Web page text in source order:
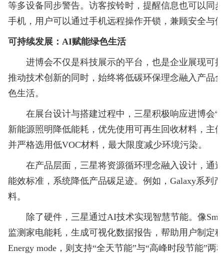
等多设备同步警告。访客按铃时，提醒信息也可以同
手机，用户可以通过手机远程操作开锁，兼顾安全与
可持续发展：AI赋能绿色生活
进博会不仅是科技展示的平台，也是企业展现可持
推动技术创新的同时，始终将低碳环保理念融入产品
色生活。
在展台设计与搭建过程中，三星积极响应进博会“
新能源照明降低能耗，优先使用可再生回收材料，主
并严格选用低VOC材料，最大限度减少环境污染。
在产品层面，三星将资源循环理念融入设计，通过
能效标准，系统降低产品碳足迹。例如，Galaxy系列
料。
除了硬件，三星通过AI技术实现智慧节能。像
监测家电能耗，生成可视化数据报告，帮助用户制定
Energy mode，则支持“全天节能”与“高峰时段节能”两